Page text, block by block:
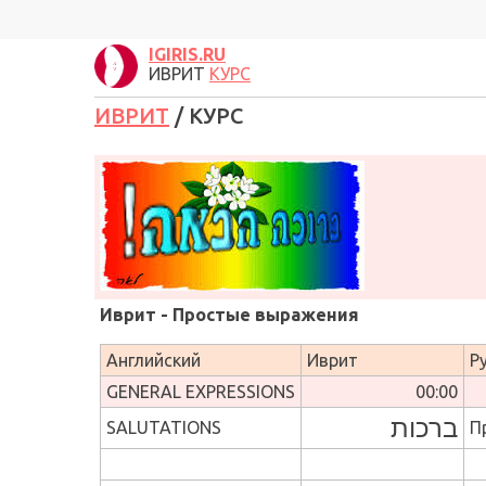
IGIRIS.RU
ИВРИТ КУРС
ИВРИТ / КУРС
Иврит - Простые выражения
Английский Иврит
GENERAL EXPRESSIONS
00:00
SALUTATIONS
ברכות